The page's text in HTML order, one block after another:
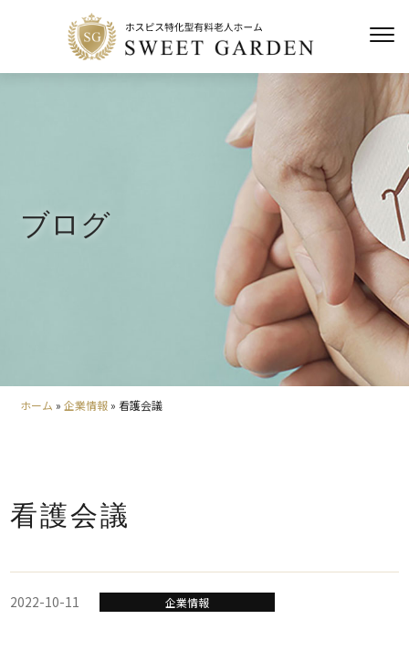
ブログ
ホーム »企業情報» 看護会議
看護会議
2022-10-11 企業情報